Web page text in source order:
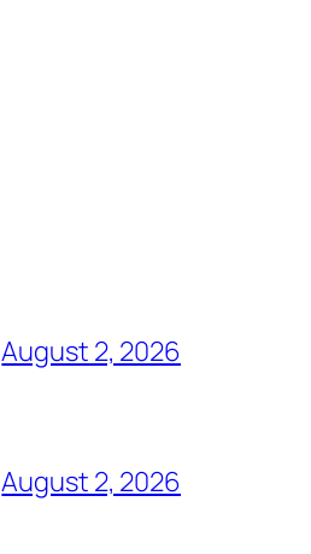
August 2, 2026
August 2, 2026